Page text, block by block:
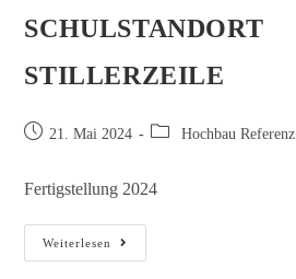
SCHULSTANDORT
STILLERZEILE
21. Mai 2024 Hochbau Referenz
Fertigstellung 2024
Weiterlesen